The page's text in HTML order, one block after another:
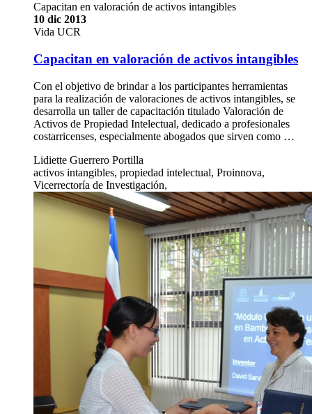
Capacitan en valoración de activos intangibles
10 dic 2013
Vida UCR
Capacitan en valoración de activos intangibles
Con el objetivo de brindar a los participantes herramientas
para la realización de valoraciones de activos intangibles, se
desarrolla un taller de capacitación titulado Valoración de
Activos de Propiedad Intelectual, dedicado a profesionales
costarricenses, especialmente abogados que sirven como …
Lidiette Guerrero Portilla
activos intangibles, propiedad intelectual, Proinnova,
Vicerrectoría de Investigación,